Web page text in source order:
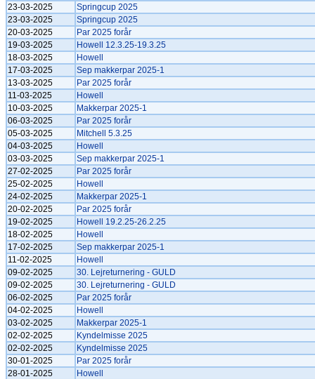
23-03-2025
Springcup 2025
23-03-2025
Springcup 2025
20-03-2025
Par 2025 forår
19-03-2025
Howell 12.3.25-19.3.25
18-03-2025
Howell
17-03-2025
Sep makkerpar 2025-1
13-03-2025
Par 2025 forår
11-03-2025
Howell
10-03-2025
Makkerpar 2025-1
06-03-2025
Par 2025 forår
05-03-2025
Mitchell 5.3.25
04-03-2025
Howell
03-03-2025
Sep makkerpar 2025-1
27-02-2025
Par 2025 forår
25-02-2025
Howell
24-02-2025
Makkerpar 2025-1
20-02-2025
Par 2025 forår
19-02-2025
Howell 19.2.25-26.2.25
18-02-2025
Howell
17-02-2025
Sep makkerpar 2025-1
11-02-2025
Howell
09-02-2025
30. Lejreturnering - GULD
09-02-2025
30. Lejreturnering - GULD
06-02-2025
Par 2025 forår
04-02-2025
Howell
03-02-2025
Makkerpar 2025-1
02-02-2025
Kyndelmisse 2025
02-02-2025
Kyndelmisse 2025
30-01-2025
Par 2025 forår
28-01-2025
Howell